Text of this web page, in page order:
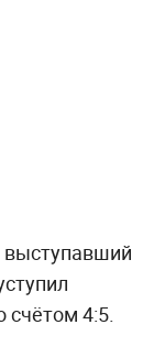
выступавший
счётом 4:5.